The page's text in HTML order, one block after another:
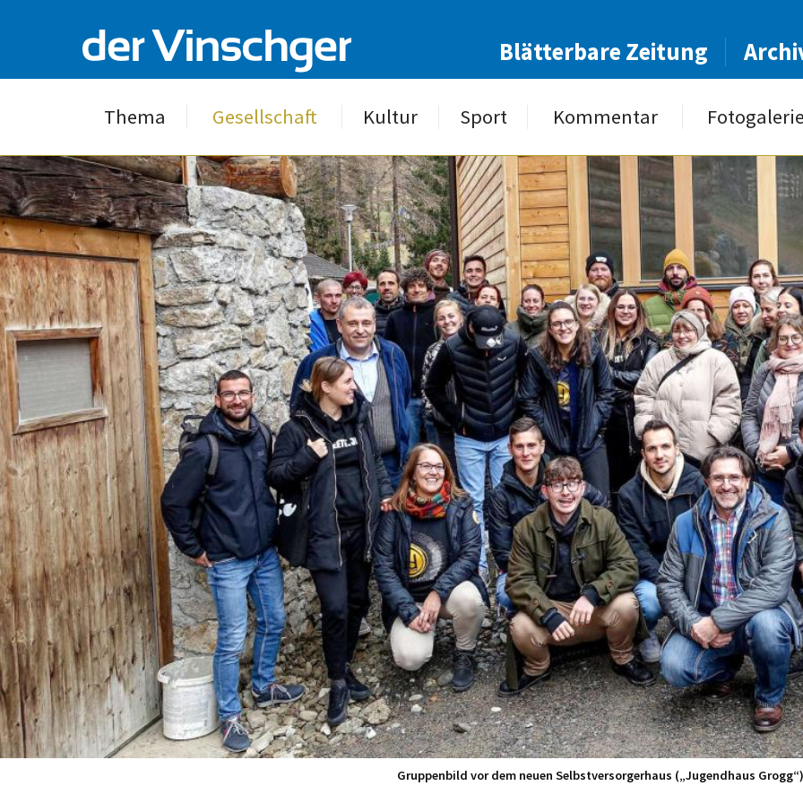
Blätterbare Zeitung
Thema Gesellschaft Kultur Sport Kommentar
Gruppenbild vor dem neuen Selbstversorgerhaus („Jugendhaus